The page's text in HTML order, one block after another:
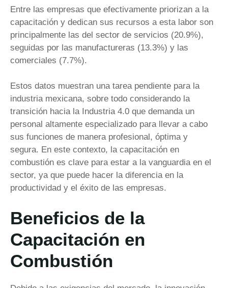
Entre las empresas que efectivamente priorizan a la
capacitación y dedican sus recursos a esta labor son
principalmente las del sector de servicios (20.9%),
seguidas por las manufactureras (13.3%) y las
comerciales (7.7%).
Estos datos muestran una tarea pendiente para la
industria mexicana, sobre todo considerando la
transición hacia la Industria 4.0 que demanda un
personal altamente especializado para llevar a cabo
sus funciones de manera profesional, óptima y
segura. En este contexto, la capacitación en
combustión es clave para estar a la vanguardia en el
sector, ya que puede hacer la diferencia en la
productividad y el éxito de las empresas.
Beneficios de la
Capacitación en
Combustión